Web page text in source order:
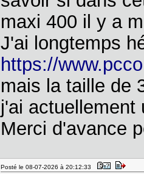
maxi 400 il y a
J'ai longtemps
https://
mais la taille de
j'ai actuellement
Merci d'avance
Posté le 08-07-2026 à 20:12:33